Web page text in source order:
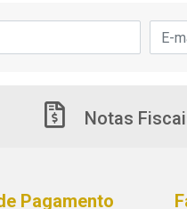
Notas
Pagamento